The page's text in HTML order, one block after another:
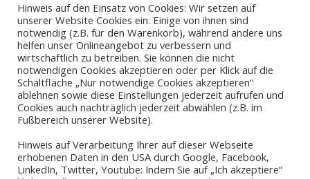
Archiv
Juli 2020
Mai 2016
Kategorien
Uncategorized
Hinweis auf den Einsatz von Cookies: Wir setzen auf
unserer Website Cookies ein. Einige von ihnen sind
notwendig (z.B. für den Warenkorb), während andere uns
helfen unser Onlineangebot zu verbessern und
wirtschaftlich zu betreiben. Sie können die nicht
notwendigen Cookies akzeptieren oder per Klick auf die
Schaltfläche „Nur notwendige Cookies akzeptieren“
ablehnen sowie diese Einstellungen jederzeit aufrufen und
Cookies auch nachträglich jederzeit abwählen (z.B. im
Fußbereich unserer Website).
Hinweis auf Verarbeitung Ihrer auf dieser Webseite
erhobenen Daten in den USA durch Google, Facebook,
LinkedIn, Twitter, Youtube: Indem Sie auf „Ich akzeptiere“